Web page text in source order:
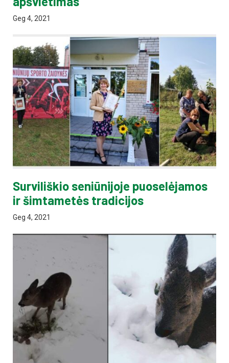
Geg 4, 2021
Surviliškio seniūnijoje puoselėjamos
ir šimtametės tradicijos
Geg 4, 2021